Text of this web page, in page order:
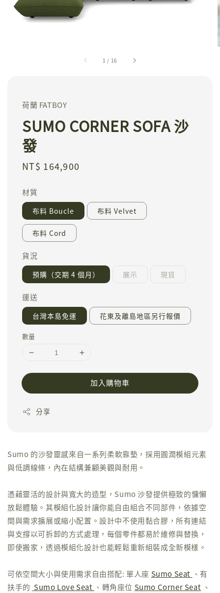
1 / 16
荷蘭 FATBOY
SUMO CORNER SOFA 沙
發
Regular
NT$ 164,900
材質
布料 Boucle 布料 Velvet
布料 Cord
貨況
預購（交期 4 個月） 展示 現貨
運送
台灣本島免運 花東及離島地區另行報價
數量
加入購物車
分享
Sumo 的沙發靈感來自一系列柔軟靠墊，採用圓潤模組元素
與低調線條，內在結構兼顧美觀與耐用。
憑藉靈活的設計與寬大的造型，Sumo 沙發提供極致的慵懶
放鬆體驗。其模組化設計讓你能自由組合不同部件，依據空
間與需求擴展或縮小配置。設計中不使用黏合膠，所有連結
與支撐以可拆卸的方式處理，每個零件都易於維修與替換，
即使搬家，透過模組化設計也能輕鬆重新組裝成全新模樣。
可依空間大小與使用需求自由搭配: 單人座 Sumo Seat 、有
扶手的 Sumo Love Seat 、轉角座位 Sumo Corner Seat 、